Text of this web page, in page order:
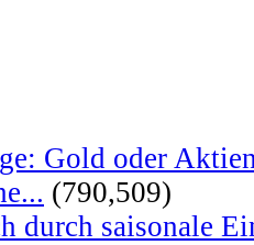
Gold oder
(790,509)
durch saisonale